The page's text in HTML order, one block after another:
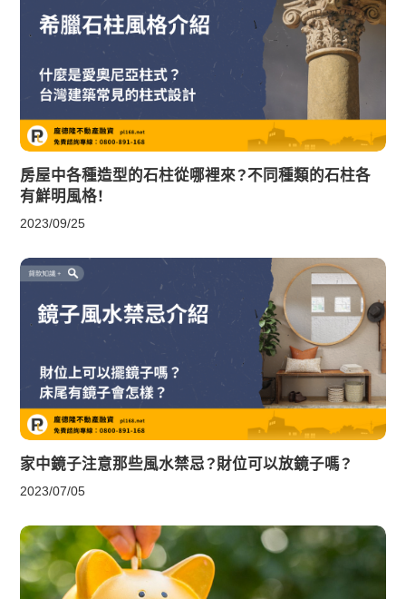
房屋中各種造型的石柱從哪裡來？不同種類的石柱各
有鮮明風格！
2023/09/25
家中鏡子注意那些風水禁忌？財位可以放鏡子嗎？
2023/07/05